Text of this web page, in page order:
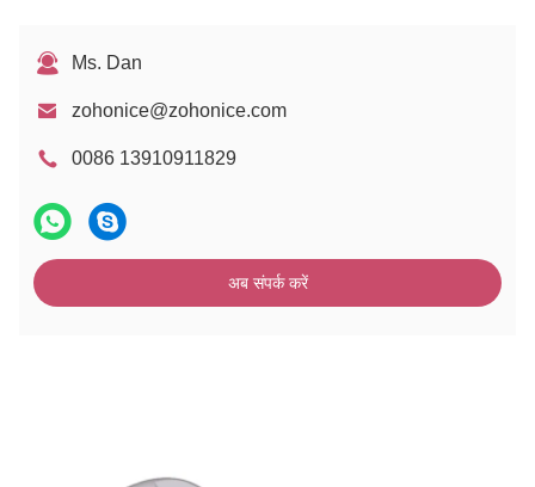
Ms. Dan
zohonice@zohonice.com
0086 13910911829
अब संपर्क करें